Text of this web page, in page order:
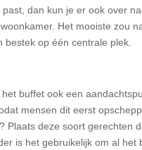
dan kun je er ook over
Het mooiste zou
op één centrale plek.
buffet ook een
mensen dit eerst
Plaats deze soort gerechten
is het gebruikelijk om al